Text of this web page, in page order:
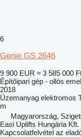
6
Genie GS 2646
9 900 EUR ≈ 3 585 000
Építőipari gép - ollós
2018
Üzemanyag elektromos
m
Magyarország,
Easi Uplifts Hungária Kft.
Kapcsolatfelvétel az